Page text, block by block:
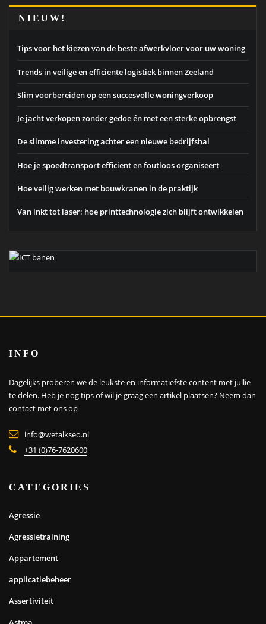
NIEUW!
Tips voor het kiezen van de beste afwerkvloer voor uw woning
Trends in veilige en efficiënte logistiek binnen Zeeland
Slim voorbereiden op een succesvolle woningverkoop
Je jacht verkopen zonder gedoe én met een sterke opbrengst
De slimme investering achter een nieuwe bedrijfshal
Hoe je spoedtransport efficiënt en foutloos organiseert
Hoe veilig werken met bouwkranen in de praktijk
Van inkt tot laser: hoe printtechnologie zich blijft ontwikkelen
INFO
Dagelijks proberen we de leukste en informatiefste content met jullie
te delen. Heb je nog tips of wil je graag een artikel plaatsen? Neem dan
contact met ons op
info@wetalkseo.nl
+31 (0)76-7620600
CATEGORIES
Agressie
Agressietraining
Appartement
applicatiebeheer
Assertiviteit